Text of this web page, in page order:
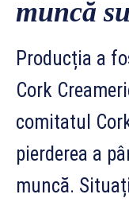
muncă
Producția a
Cork
comitatul
pierderea a
muncă.